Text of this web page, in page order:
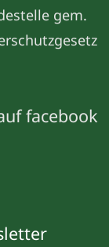
gem.
facebook